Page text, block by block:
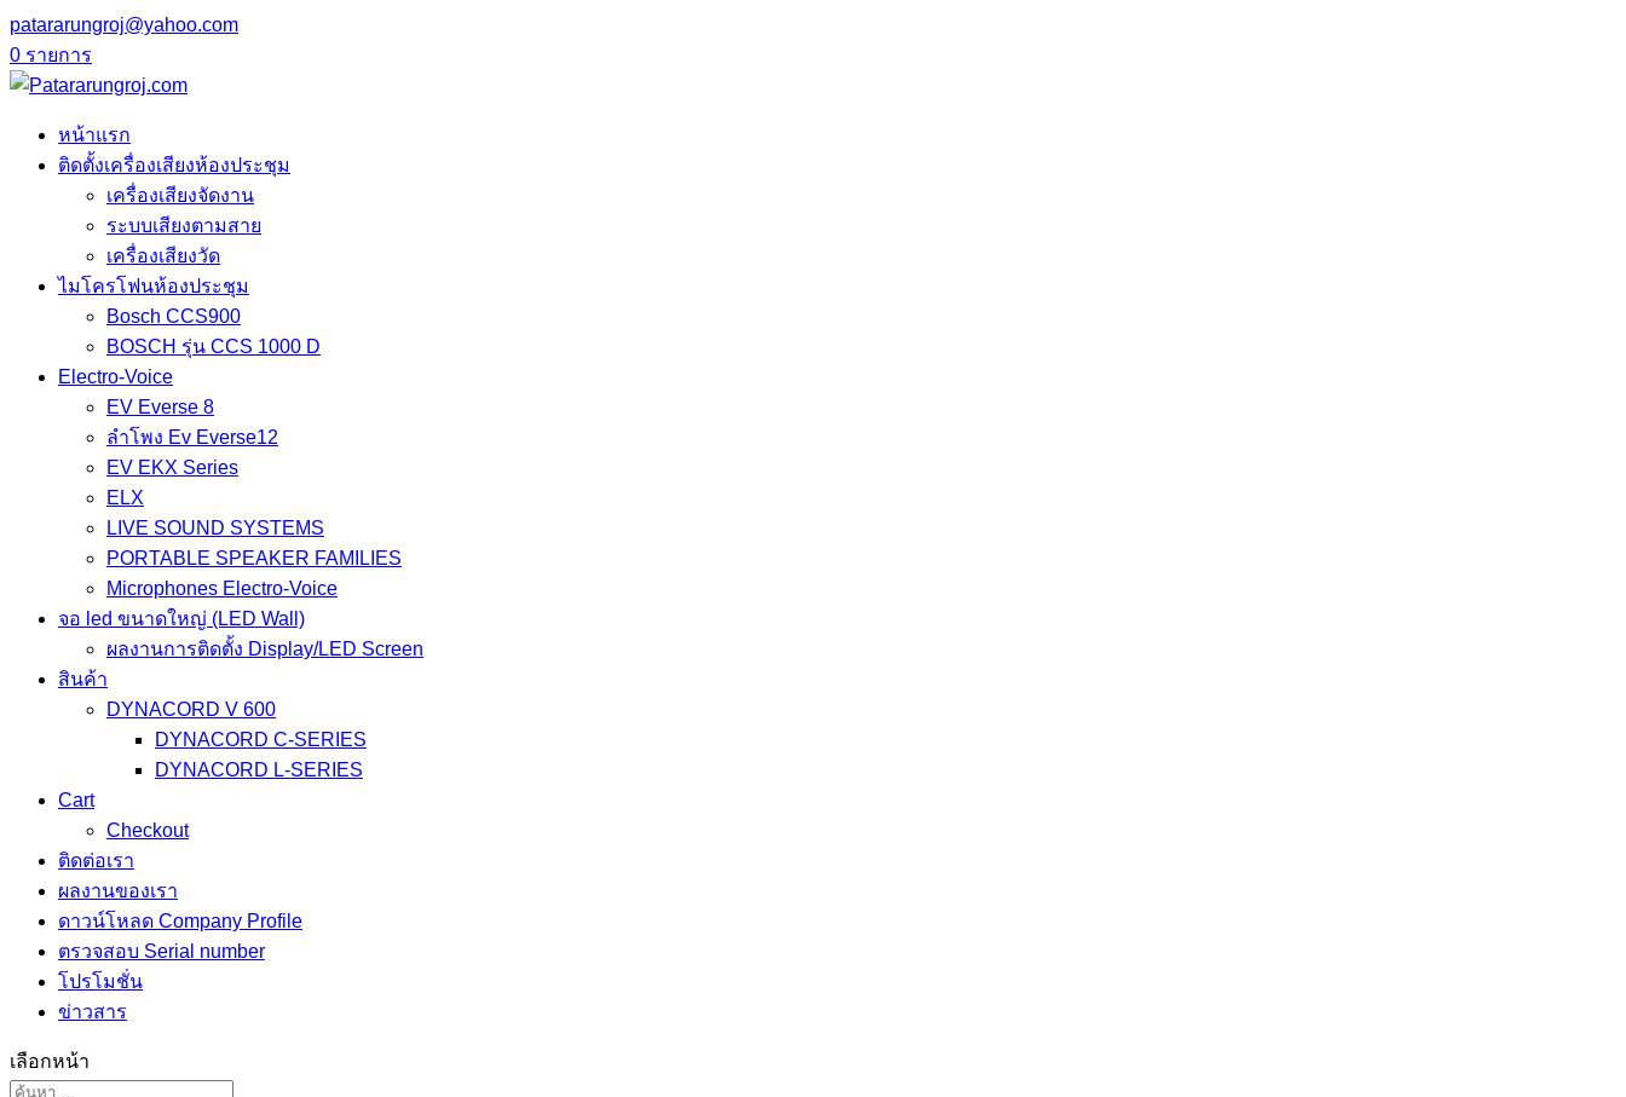
patararungroj@yahoo.com
0 รายการ
หน้าแรก
ติดตั้งเครื่องเสียงห้องประชุม
เครื่องเสียงจัดงาน
ระบบเสียงตามสาย
เครื่องเสียงวัด
ไมโครโฟนห้องประชุม
Bosch CCS900
BOSCH รุ่น CCS 1000 D
Electro-Voice
EV Everse 8
ลำโพง Ev Everse12
EV EKX Series
ELX
LIVE SOUND SYSTEMS
PORTABLE SPEAKER FAMILIES
Microphones Electro-Voice
จอ led ขนาดใหญ่ (LED Wall)
ผลงานการติดตั้ง Display/LED Screen
สินค้า
DYNACORD V 600
DYNACORD C-SERIES
DYNACORD L-SERIES
Cart
Checkout
ติดต่อเรา
ผลงานของเรา
ดาวน์โหลด Company Profile
ตรวจสอบ Serial number
โปรโมชั่น
ข่าวสาร
เลือกหน้า